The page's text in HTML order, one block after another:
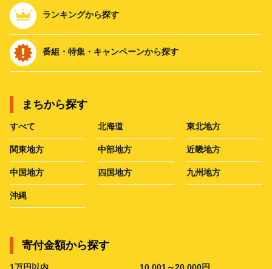
ランキングから探す
番組・特集・キャンペーンから探す
まちから探す
すべて 北海道 東北地方
関東地方 中部地方 近畿地方
中国地方 四国地方 九州地方
沖縄
寄付金額から探す
1万円以内 10,001～20,000円